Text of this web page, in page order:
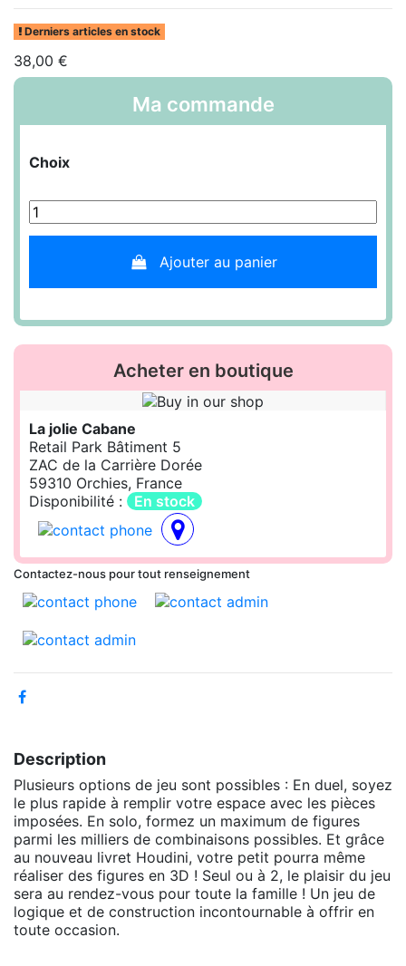
Derniers articles en stock
38,00 €
Ma commande
Choix
Ajouter au panier
Acheter en boutique
La jolie Cabane
Retail Park Bâtiment 5
ZAC de la Carrière Dorée
59310 Orchies, France
Disponibilité :
En stock
Contactez-nous pour tout renseignement
Description
Plusieurs options de jeu sont possibles : En duel, soyez
le plus rapide à remplir votre espace avec les pièces
imposées. En solo, formez un maximum de figures
parmi les milliers de combinaisons possibles. Et grâce
au nouveau livret Houdini, votre petit pourra même
réaliser des figures en 3D ! Seul ou à 2, le plaisir du jeu
sera au rendez-vous pour toute la famille ! Un jeu de
logique et de construction incontournable à offrir en
toute occasion.